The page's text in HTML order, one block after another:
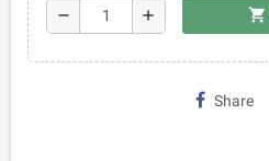
remove add shopping_cart
Share